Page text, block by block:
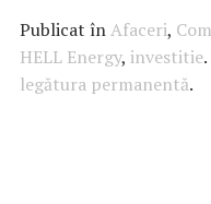
e
b
o
at
s
A
it
te
r
k
e
dI
Publicat înAfaceri,
HELL Energy, investitie
legătura permanentă.